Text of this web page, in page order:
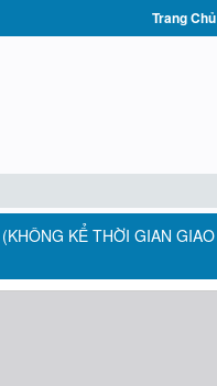
Trang Chủ
KỂ THỜI GIAN GIAO